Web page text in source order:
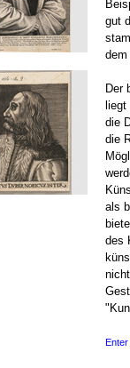
gut
dem
Der
die
die
als
des
Enter